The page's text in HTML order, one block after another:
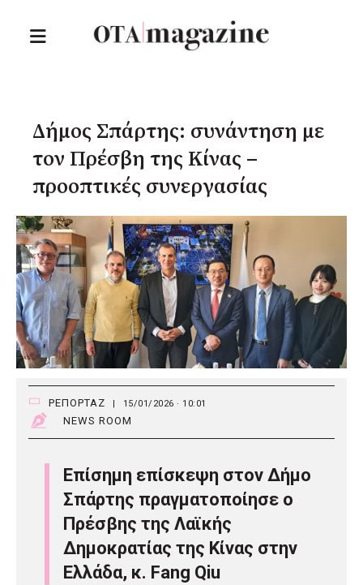
Δήμος Σπάρτης: συνάντηση με
τον Πρέσβη της Κίνας –
προοπτικές συνεργασίας
ΡΕΠΟΡΤΑΖ 15/01/2026 · 10:01
NEWS ROOM
Επίσημη επίσκεψη στον Δήμο
Σπάρτης πραγματοποίησε ο
Πρέσβης της Λαϊκής
Δημοκρατίας της Κίνας στην
Ελλάδα, κ. Fang Qiu